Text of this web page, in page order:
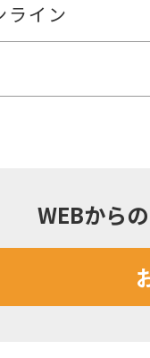
ライン
WEBから